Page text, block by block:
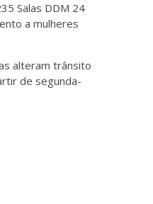
Salas DDM 24
a mulheres
alteram trânsito
de segunda-